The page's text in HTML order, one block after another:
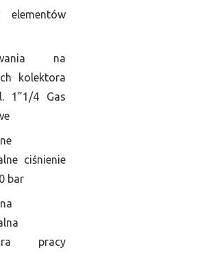
elementów
na
kolektora
1”1/4 Gas
ciśnienie
bar
pracy